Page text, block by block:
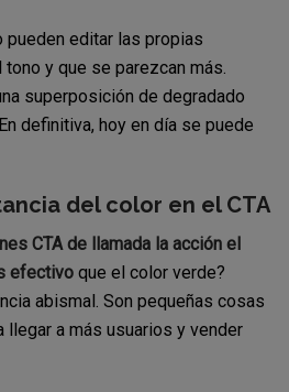
editar las propias
y que se parezcan más.
superposición de degradado
definitiva, hoy en día se puede
del color en el CTA
CTA de llamada la acción el
efectivo que el color verde?
abismal. Son pequeñas cosas
llegar a más usuarios y vender